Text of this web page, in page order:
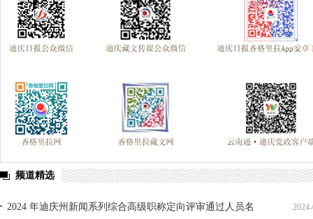
频道精选
2024 年迪庆州新闻系列综合高级职称定向评审通过人员名